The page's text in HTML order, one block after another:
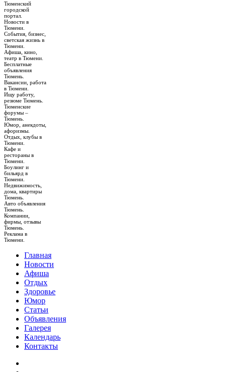
Тюменский
городской
портал.
Новости в
Тюмени.
События, бизнес,
светская жизнь в
Тюмени.
Афиша, кино,
театр в Тюмени.
Бесплатные
объявления
Тюмень.
Вакансии, работа
в Тюмени.
Ищу работу,
резюме Тюмень.
Тюменские
форумы –
Тюмень.
Юмор, анекдоты,
афоризмы.
Отдых, клубы в
Тюмени.
Кафе и
рестораны в
Тюмени.
Боулинг и
бильярд в
Тюмени.
Недвижимость,
дома, квартиры
Тюмень.
Авто объявления
Тюмень.
Компании,
фирмы, отзывы
Тюмень.
Реклама в
Тюмени.
Главная
Новости
Афиша
Отдых
Здоровье
Юмор
Статьи
Объявления
Галерея
Календарь
Контакты